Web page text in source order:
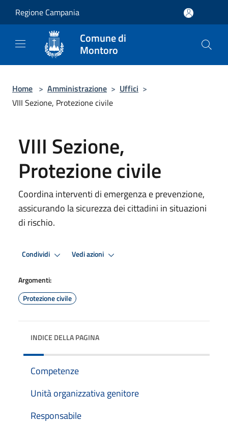
Regione Campania
Comune di
Montoro
Home > Amministrazione > Uffici >
VIII Sezione, Protezione civile
VIII Sezione,
Protezione civile
Coordina interventi di emergenza e prevenzione,
assicurando la sicurezza dei cittadini in situazioni
di rischio.
Condividi Vedi azioni
Argomenti:
Protezione civile
INDICE DELLA PAGINA
Competenze
Unità organizzativa genitore
Responsabile